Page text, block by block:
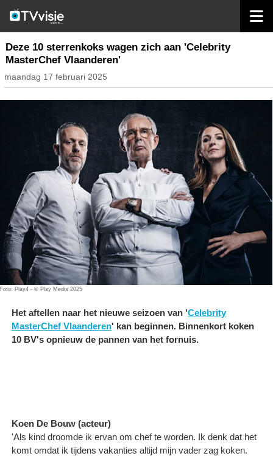
nieuws belgië
Deze 10 sterrenkoks wagen zich aan 'Celebrity
MasterChef Vlaanderen'
maandag 17 februari 2025
Foto: Play4 - © Play Media 2025
Het aftellen naar het nieuwe seizoen van 'Celebrity
MasterChef Vlaanderen' kan beginnen. Binnenkort koken
10 BV's opnieuw de pannen van het fornuis.
Koen De Bouw (acteur)
'Als kind droomde ik ervan om chef te worden. Ik denk dat het
komt omdat ik tijdens vakanties altijd mijn vader zag koken.